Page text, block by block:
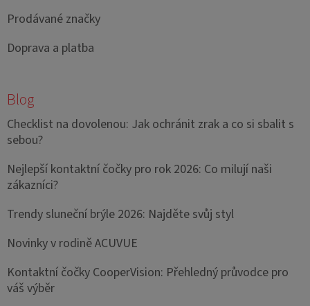
Prodávané značky
Doprava a platba
Blog
Checklist na dovolenou: Jak ochránit zrak a co si sbalit s
sebou?
Nejlepší kontaktní čočky pro rok 2026: Co milují naši
zákazníci?
Trendy sluneční brýle 2026: Najděte svůj styl
Novinky v rodině ACUVUE
Kontaktní čočky CooperVision: Přehledný průvodce pro
váš výběr